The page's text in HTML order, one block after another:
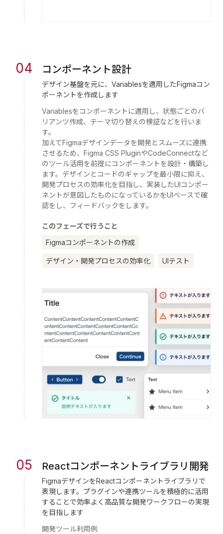
04 コンポーネント設計
デザイン基盤を元に、Variablesを適用したFigmaコン
ポーネントを作成します
Variablesをコンポーネントに適用し、状態ごとのバ
リアンツ作成、テーマ切り替えの検証などを行いま
す。
加えてFigmaデザインデータを開発とスムーズに連携
させるため、Figma CSS PluginやCodeConnectなど
のツール活用を前提にコンポーネントを設計・構築し
ます。デザインとコードのギャップを最小限に抑え、
開発プロセスの効率化を目指し、実装したUIコンポー
ネントが意図したものになっているかをUIベースで確
認をし、フィードバックをします。
このフェーズで行うこと
Figmaコンポーネントの作成
デザイン・開発プロセスの効率化 UIテスト
05 Reactコンポーネントライブラリ開発
FigmaデザインをReactコンポーネントライブラリで
表現します。プラグインや連携ツールを積極的に活用
することで効率よく高品質な開発ワークフローの実現
を目指します
開発ツール利用例